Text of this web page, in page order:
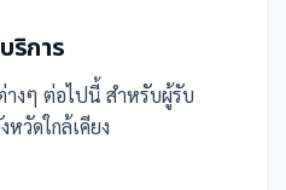
ริการ
างๆ ต่อไปนี้ สำหรับผู้รับ
วัดใกล้เคียง